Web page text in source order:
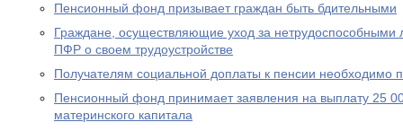
Пенсионный фонд призывает граждан быть бдительными
Граждане, осуществляющие уход за
ПФР о своем трудоустройстве
Получателям социальной доплаты к пенсии необходимо
Пенсионный фонд принимает заявления на выплату 25
материнского капитала